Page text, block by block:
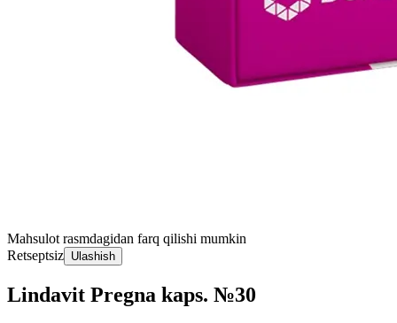
Mahsulot rasmdagidan farq qilishi mumkin
Retseptsiz Ulashish
Lindavit Pregna kaps. №30